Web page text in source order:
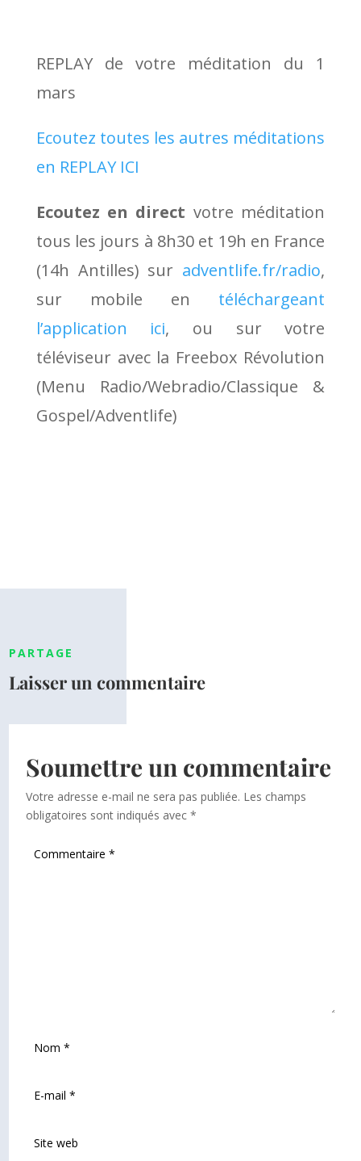
REPLAY de votre méditation du 1
mars
Ecoutez toutes les autres méditations
en REPLAY ICI
Ecoutez en direct votre méditation
tous les jours à 8h30 et 19h en France
(14h Antilles) sur adventlife.fr/radio,
sur mobile en téléchargeant
l’application ici, ou sur votre
téléviseur avec la Freebox Révolution
(Menu Radio/Webradio/Classique &
Gospel/Adventlife)
PARTAGE
Laisser un commentaire
Soumettre un commentaire
Votre adresse e-mail ne sera pas publiée. Les champs
obligatoires sont indiqués avec*